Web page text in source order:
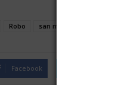
Robo san martín
Facebook